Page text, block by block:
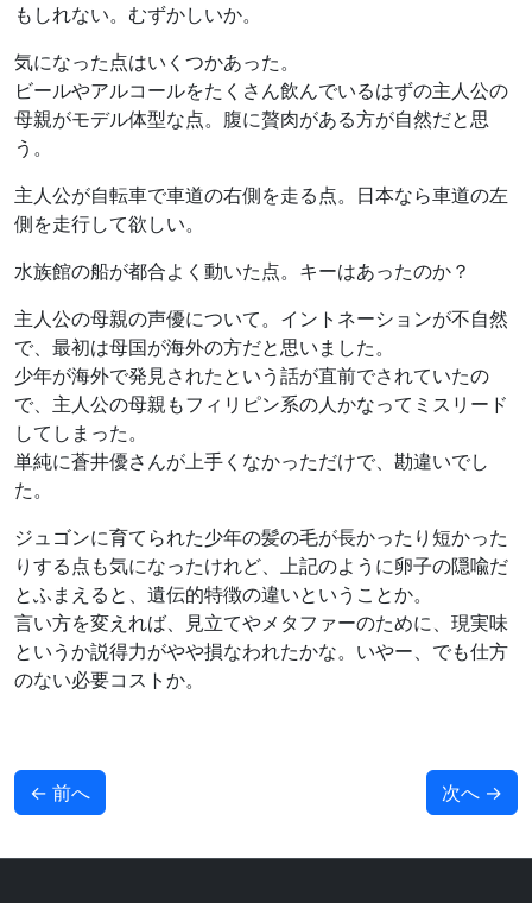
もしれない。むずかしいか。
気になった点はいくつかあった。
ビールやアルコールをたくさん飲んでいるはずの主人公の
母親がモデル体型な点。腹に贅肉がある方が自然だと思
う。
主人公が自転車で車道の右側を走る点。日本なら車道の左
側を走行して欲しい。
水族館の船が都合よく動いた点。キーはあったのか？
主人公の母親の声優について。イントネーションが不自然
で、最初は母国が海外の方だと思いました。
少年が海外で発見されたという話が直前でされていたの
で、主人公の母親もフィリピン系の人かなってミスリード
してしまった。
単純に蒼井優さんが上手くなかっただけで、勘違いでし
た。
ジュゴンに育てられた少年の髪の毛が長かったり短かった
りする点も気になったけれど、上記のように卵子の隠喩だ
とふまえると、遺伝的特徴の違いということか。
言い方を変えれば、見立てやメタファーのために、現実味
というか説得力がやや損なわれたかな。いやー、でも仕方
のない必要コストか。
← 前へ 次へ →